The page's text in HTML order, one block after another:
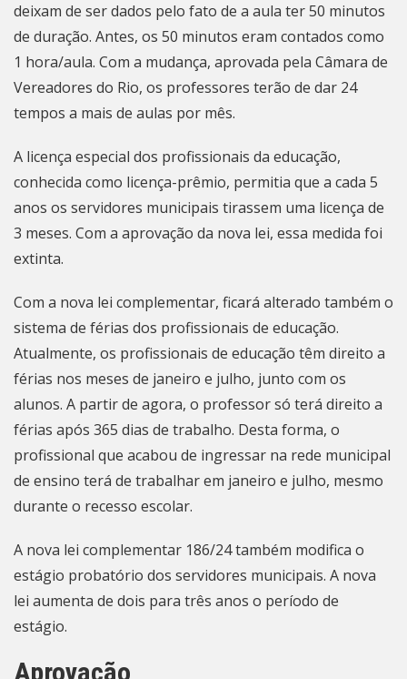
deixam de ser dados pelo fato de a aula ter 50 minutos
de duração. Antes, os 50 minutos eram contados como
1 hora/aula. Com a mudança, aprovada pela Câmara de
Vereadores do Rio, os professores terão de dar 24
tempos a mais de aulas por mês.
A licença especial dos profissionais da educação,
conhecida como licença-prêmio, permitia que a cada 5
anos os servidores municipais tirassem uma licença de
3 meses. Com a aprovação da nova lei, essa medida foi
extinta.
Com a nova lei complementar, ficará alterado também o
sistema de férias dos profissionais de educação.
Atualmente, os profissionais de educação têm direito a
férias nos meses de janeiro e julho, junto com os
alunos. A partir de agora, o professor só terá direito a
férias após 365 dias de trabalho. Desta forma, o
profissional que acabou de ingressar na rede municipal
de ensino terá de trabalhar em janeiro e julho, mesmo
durante o recesso escolar.
A nova lei complementar 186/24 também modifica o
estágio probatório dos servidores municipais. A nova
lei aumenta de dois para três anos o período de
estágio.
Aprovação